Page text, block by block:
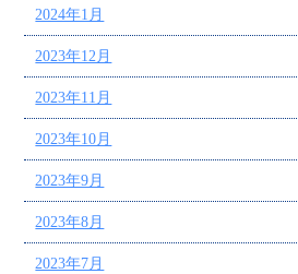
2024年1月
2023年12月
2023年11月
2023年10月
2023年9月
2023年8月
2023年7月